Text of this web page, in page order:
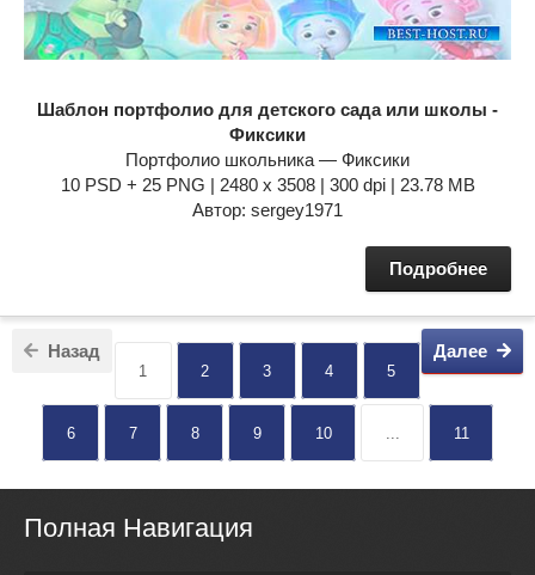
Шаблон портфолио для детского сада или школы -
Фиксики
Портфолио школьника — Фиксики
10 PSD + 25 PNG | 2480 x 3508 | 300 dpi | 23.78 MB
Автор: sergey1971
Подробнее
Назад Далее
1 2 3 4 5
6 7 8 9 10 11
Полная Навигация